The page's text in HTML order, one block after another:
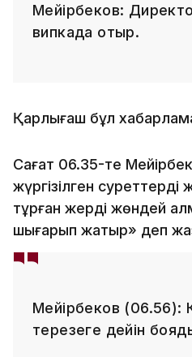
Мейірбеков:
випкада отыр.
Қарлығаш бұл
Сағат 06.35-те
жүргізілген суреттерді
тұрған жерді жөндей
шығарып жатыр» деп
Мейірбеков (06.56):
терезеге дейін